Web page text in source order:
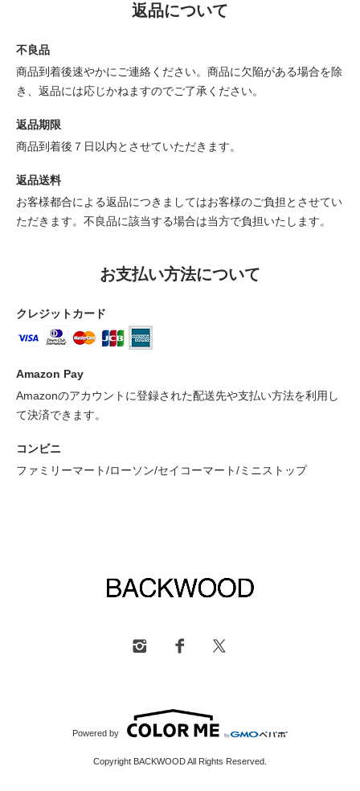
返品について
不良品
商品到着後速やかにご連絡ください。商品に欠陥がある場合を除
き、返品には応じかねますのでご了承ください。
返品期限
商品到着後７日以内とさせていただきます。
返品送料
お客様都合による返品につきましてはお客様のご負担とさせてい
ただきます。不良品に該当する場合は当方で負担いたします。
お支払い方法について
クレジットカード
Amazon Pay
Amazonのアカウントに登録された配送先や支払い方法を利用し
て決済できます。
コンビニ
ファミリーマート/ローソン/セイコーマート/ミニストップ
Powered by
Copyright BACKWOOD All Rights Reserved.